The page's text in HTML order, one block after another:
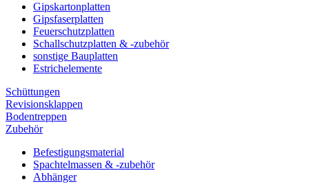
Gipskartonplatten
Gipsfaserplatten
Feuerschutzplatten
Schallschutzplatten & -zubehör
sonstige Bauplatten
Estrichelemente
Schüttungen
Revisionsklappen
Bodentreppen
Zubehör
Befestigungsmaterial
Spachtelmassen & -zubehör
Abhänger